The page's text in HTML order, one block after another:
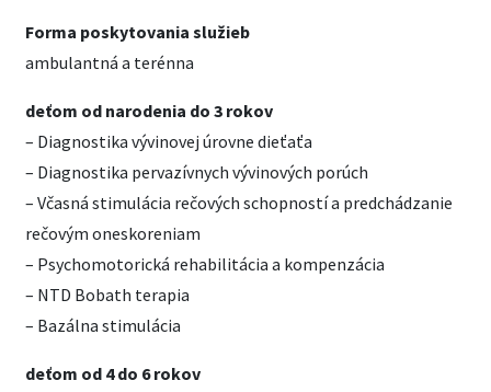
Forma poskytovania služieb
ambulantná a terénna
deťom od narodenia do 3 rokov
– Diagnostika vývinovej úrovne dieťaťa
– Diagnostika pervazívnych vývinových porúch
– Včasná stimulácia rečových schopností a predchádzanie
rečovým oneskoreniam
– Psychomotorická rehabilitácia a kompenzácia
– NTD Bobath terapia
– Bazálna stimulácia
deťom od 4 do 6 rokov